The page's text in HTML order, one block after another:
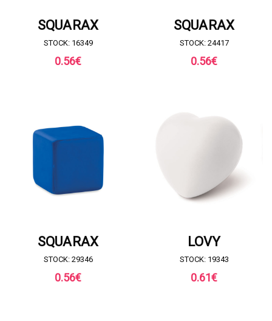
SQUARAX
STOCK: 16349
0.56€
SQUARAX
STOCK: 24417
0.56€
SQUARAX
STOCK: 29346
0.56€
LOVY
STOCK: 19343
0.61€